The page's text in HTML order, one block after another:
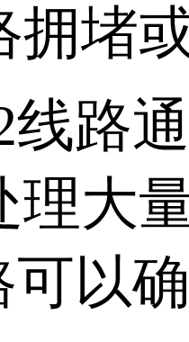
拥堵
通
理大
可以